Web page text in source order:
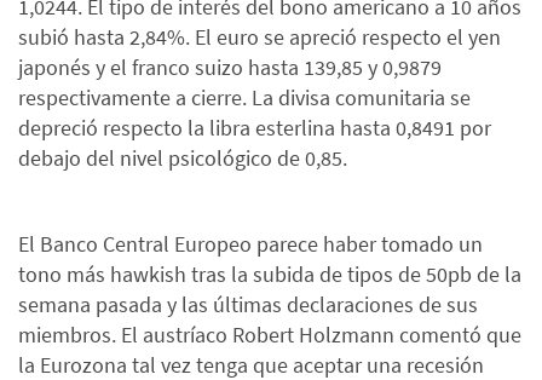
1,0244. El tipo de interés del bono americano a 10 años
subió hasta 2,84%. El euro se apreció respecto el yen
japonés y el franco suizo hasta 139,85 y 0,9879
respectivamente a cierre. La divisa comunitaria se
depreció respecto la libra esterlina hasta 0,8491 por
debajo del nivel psicológico de 0,85.
El Banco Central Europeo parece haber tomado un
tono más hawkish tras la subida de tipos de 50pb de la
semana pasada y las últimas declaraciones de sus
miembros. El austríaco Robert Holzmann comentó que
la Eurozona tal vez tenga que aceptar una recesión